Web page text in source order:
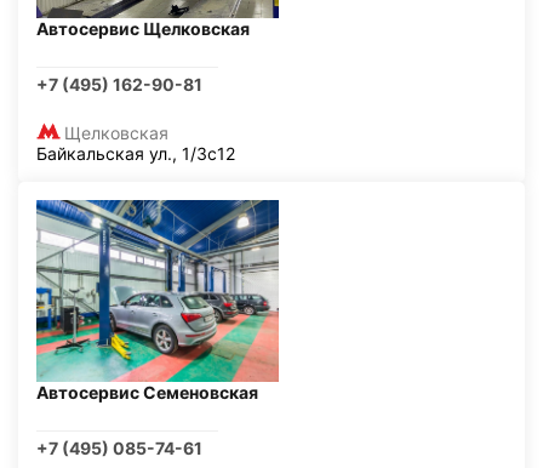
Автосервис Щелковская
+7 (495) 162-90-81
Щелковская
Байкальская ул., 1/3с12
Автосервис Семеновская
+7 (495) 085-74-61